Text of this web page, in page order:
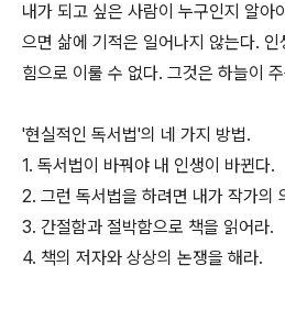
내가 되고 싶은 사람이 누구인지 알아
으면 삶에 기적은 일어나지 않는다. 인
힘으로 이룰 수 없다. 그것은 하늘이
'현실적인 독서법'의 네 가지 방법.
1. 독서법이 바꿔야 내 인생이 바뀐다.
2. 그런 독서법을 하려면 내가 작가의
3. 간절함과 절박함으로 책을 읽어라.
4. 책의 저자와 상상의 논쟁을 해라.